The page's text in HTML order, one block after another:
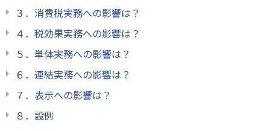
３．消費税実務への影響は？
４．税効果実務への影響は？
５．単体実務への影響は？
６．連結実務への影響は？
７．表示への影響は？
８．設例